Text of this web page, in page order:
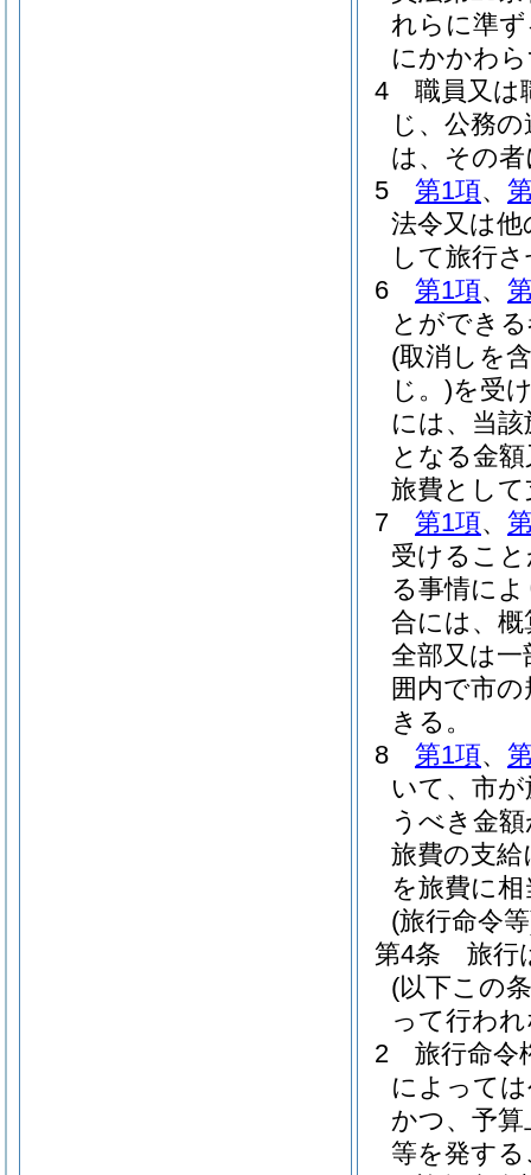
れらに準
にかかわ
4
職員又は
じ、公務
は、その
5
第1項、
法令又は
して旅行
6
第1項、
とができ
(取消しを
じ。)を受
には、当
となる金
旅費とし
7
第1項、
受けるこ
る事情に
合には、
全部又は
囲内で市
きる。
8
第1項、
いて、市
うべき金
旅費の支給
を旅費に
(旅行命令
第4条
旅行
(以下この
って行わ
2
旅行命令
によって
かつ、予
等を発す